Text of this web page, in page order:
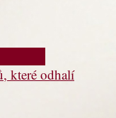
které odhalí